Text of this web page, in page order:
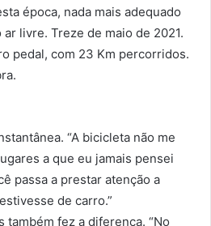
época, nada mais adequado
livre. Treze de maio de 2021.
pedal, com 23 Km percorridos.
“A bicicleta não me
a que eu jamais pensei
passa a prestar atenção a
de carro.”
fez a diferença. “No